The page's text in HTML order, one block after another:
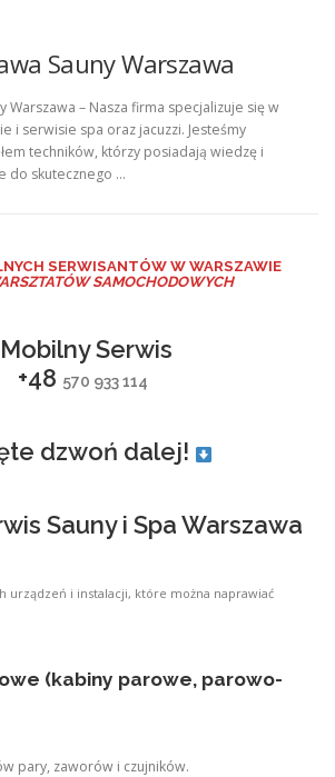
Sauny Warszawa
Warszawa – Nasza firma specjalizuje się w
i serwisie spa oraz jacuzzi. Jesteśmy
techników, którzy posiadają wiedzę i
do skutecznego …
SERWISANTÓW W WARSZAWIE
SAMOCHODOWYCH
Mobilny Serwis
+48 570 933 114
dzwoń dalej!
Sauny i Spa Warszawa
urządzeń i instalacji, które można naprawiać
(kabiny parowe, parowo-
pary, zaworów i czujników.